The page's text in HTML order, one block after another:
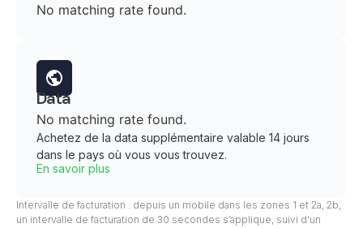
No matching rate found.
Data
No matching rate found.
Achetez de la data supplémentaire valable 14 jours
dans le pays où vous vous trouvez.
En savoir plus
Intervalle de facturation : depuis un mobile dans les zones 1 et 2a, 2b,
un intervalle de facturation de 30 secondes s’applique, suivi d’un